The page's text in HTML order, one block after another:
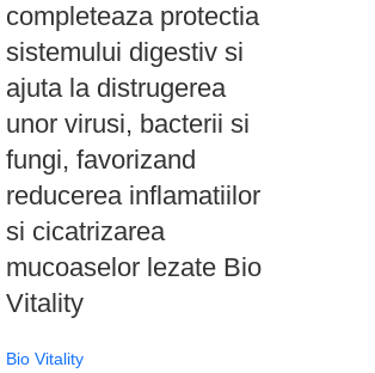
completeaza protectia
sistemului digestiv si
ajuta la distrugerea
unor virusi, bacterii si
fungi, favorizand
reducerea inflamatiilor
si cicatrizarea
mucoaselor lezate Bio
Vitality
Bio Vitality